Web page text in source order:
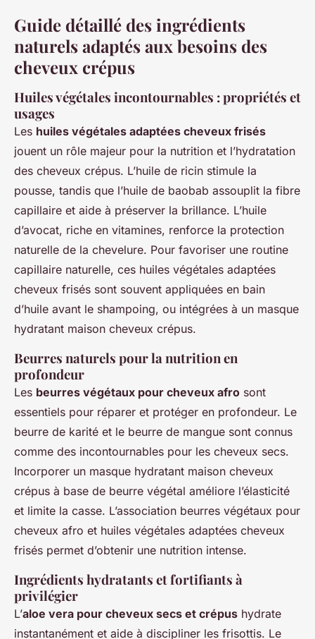
Guide détaillé des ingrédients
naturels adaptés aux besoins des
cheveux crépus
Huiles végétales incontournables : propriétés et
usages
Les huiles végétales adaptées cheveux frisés
jouent un rôle majeur pour la nutrition et l’hydratation
des cheveux crépus. L’huile de ricin stimule la
pousse, tandis que l’huile de baobab assouplit la fibre
capillaire et aide à préserver la brillance. L’huile
d’avocat, riche en vitamines, renforce la protection
naturelle de la chevelure. Pour favoriser une routine
capillaire naturelle, ces huiles végétales adaptées
cheveux frisés sont souvent appliquées en bain
d’huile avant le shampoing, ou intégrées à un masque
hydratant maison cheveux crépus.
Beurres naturels pour la nutrition en
profondeur
Les beurres végétaux pour cheveux afro sont
essentiels pour réparer et protéger en profondeur. Le
beurre de karité et le beurre de mangue sont connus
comme des incontournables pour les cheveux secs.
Incorporer un masque hydratant maison cheveux
crépus à base de beurre végétal améliore l’élasticité
et limite la casse. L’association beurres végétaux pour
cheveux afro et huiles végétales adaptées cheveux
frisés permet d’obtenir une nutrition intense.
Ingrédients hydratants et fortifiants à
privilégier
L’aloe vera pour cheveux secs et crépus hydrate
instantanément et aide à discipliner les frisottis. Le